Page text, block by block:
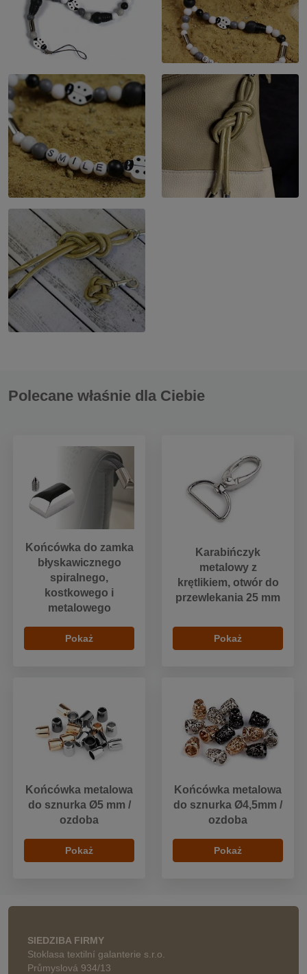
Polecane właśnie dla Ciebie
Końcówka do zamka
błyskawicznego
spiralnego,
kostkowego i
metalowego
Pokaż
Karabińczyk
metalowy z
krętlikiem, otwór do
przewlekania 25 mm
Pokaż
Końcówka metalowa
do sznurka Ø5 mm /
ozdoba
Pokaż
Końcówka metalowa
do sznurka Ø4,5mm /
ozdoba
Pokaż
SIEDZIBA FIRMY
Stoklasa textilní galanterie s.r.o.
Průmyslová 934/13